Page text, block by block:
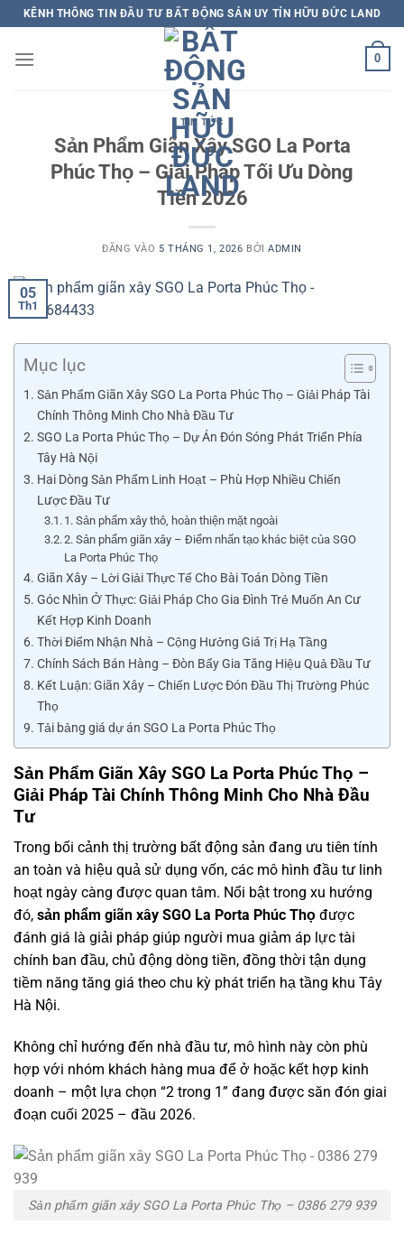
qua
nội
KÊNH THÔNG TIN ĐẦU TƯ BẤT ĐỘNG SẢN UY TÍN HỮU ĐỨC LAND
0
TIN TỨC
Sản Phẩm Giãn Xây SGO La Porta
Phúc Thọ – Giải Pháp Tối Ưu Dòng
Tiền 2026
ĐĂNG VÀO 5 THÁNG 1, 2026 BỞIADMIN
05
Th1
Mục lục
Sản Phẩm Giãn Xây SGO La Porta Phúc Thọ – Giải Pháp Tài
Chính Thông Minh Cho Nhà Đầu Tư
SGO La Porta Phúc Thọ – Dự Án Đón Sóng Phát Triển Phía
Tây Hà Nội
Hai Dòng Sản Phẩm Linh Hoạt – Phù Hợp Nhiều Chiến
Lược Đầu Tư
1. Sản phẩm xây thô, hoàn thiện mặt ngoài
2. Sản phẩm giãn xây – Điểm nhấn tạo khác biệt của SGO
La Porta Phúc Thọ
Giãn Xây – Lời Giải Thực Tế Cho Bài Toán Dòng Tiền
Góc Nhìn Ở Thực: Giải Pháp Cho Gia Đình Trẻ Muốn An Cư
Kết Hợp Kinh Doanh
Thời Điểm Nhận Nhà – Cộng Hưởng Giá Trị Hạ Tầng
Chính Sách Bán Hàng – Đòn Bẩy Gia Tăng Hiệu Quả Đầu Tư
Kết Luận: Giãn Xây – Chiến Lược Đón Đầu Thị Trường Phúc
Thọ
Tải bảng giá dự án SGO La Porta Phúc Thọ
Sản Phẩm Giãn Xây SGO La Porta Phúc Thọ –
Giải Pháp Tài Chính Thông Minh Cho Nhà Đầu
Tư
Trong bối cảnh thị trường bất động sản đang ưu tiên tính
an toàn và hiệu quả sử dụng vốn, các mô hình đầu tư linh
hoạt ngày càng được quan tâm. Nổi bật trong xu hướng
đó, sản phẩm giãn xây SGO La Porta Phúc Thọ được
đánh giá là giải pháp giúp người mua giảm áp lực tài
chính ban đầu, chủ động dòng tiền, đồng thời tận dụng
tiềm năng tăng giá theo chu kỳ phát triển hạ tầng khu Tây
Hà Nội.
Không chỉ hướng đến nhà đầu tư, mô hình này còn phù
hợp với nhóm khách hàng mua để ở hoặc kết hợp kinh
doanh – một lựa chọn “2 trong 1” đang được săn đón giai
đoạn cuối 2025 – đầu 2026.
Sản phẩm giãn xây SGO La Porta Phúc Thọ – 0386 279 939